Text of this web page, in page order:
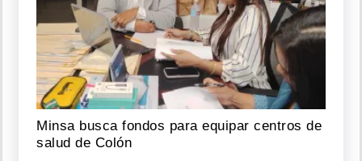
Petro
se
despide
de
la
Casa
de
Nariño
en
su
2
6
M
ar,
2
0
1
9
a
l
as
9:
4
1
P
D
T U
om
hi
hi)
2
6
M
ar,
2
0
1
9
a
l
as
9:
0
3
P
D
T
Minsa busca fondos para equipar centros de
salud de Colón